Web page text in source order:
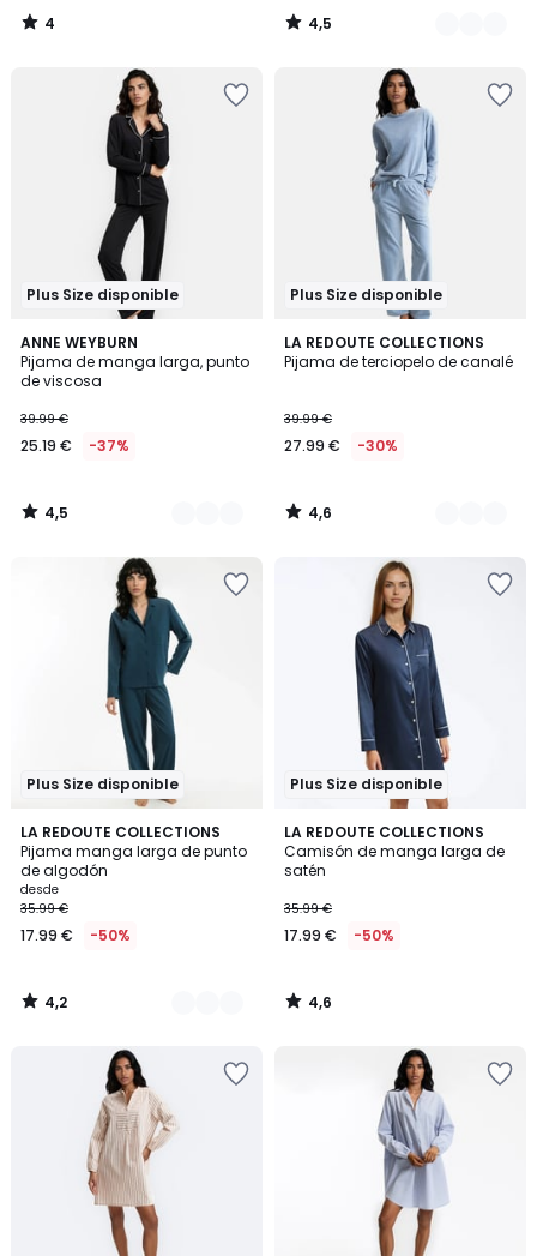
4
/
4,5
/
Plus Size disponible
ANNE WEYBURN
Pijama de manga larga, punto
de viscosa
39.99 €
25.19 € -37%
4,5
/ 5
2
Colores
4,5
/
Plus Size disponible
LA REDOUTE COLLECTIONS
Pijama de terciopelo de canalé
39.99 €
27.99 € -30%
4,6
/ 5
3
Colores
4,6
/
Plus Size disponible
LA REDOUTE COLLECTIONS
Pijama manga larga de punto
de algodón
desde
35.99 €
17.99 € -50%
4,2
/ 5
2
Colores
4,2
/
Plus Size disponible
LA REDOUTE COLLECTIONS
Camisón de manga larga de
satén
35.99 €
17.99 € -50%
4,6
/ 5
4,6
/